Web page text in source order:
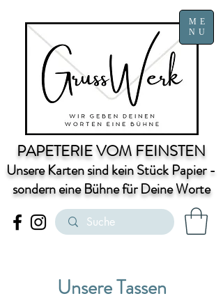
PAPETERIE VOM FEINSTEN
Unsere Karten sind kein Stück Papier -
sondern eine Bühne für Deine Worte
ME
NU
Unsere Tassen